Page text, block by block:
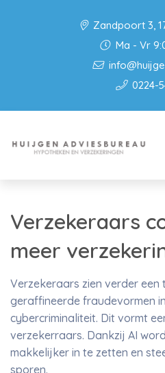
Zandpoort 3,
Ma - Vr
0224-
Verzekeraars
meer
Verzekeraars zien verder een
geraffineerde fraudevormen
cybercriminaliteit. Dit vormt
verzekerraars. Dankzij AI
makkelijker in te zetten en
sporen.